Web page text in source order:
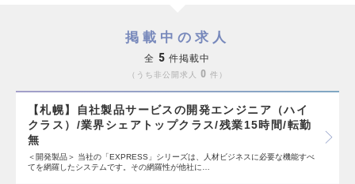
掲載中の求人
全 5 件掲載中
うち非公開求人 0 件
【札幌】自社製品サービスの開発エンジニア（ハイ
クラス）/業界シェアトップクラス/残業15時間/転勤
無
＜開発製品＞ 当社の「EXPRESS」シリーズは、人材ビジネスに必要な機能すべ
てを網羅したシステムです。その網羅性が他社に…